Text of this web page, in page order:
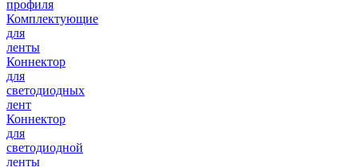
профиля
Комплектующие
для
ленты
Коннектор
для
светодиодных
лент
Коннектор
для
светодиодной
ленты